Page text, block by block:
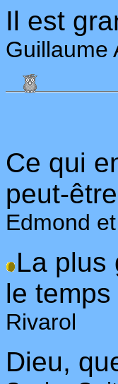
Il est
Guillaume
Ce qui
peut-
Edmond
La plus
le
Rivarol
Dieu,